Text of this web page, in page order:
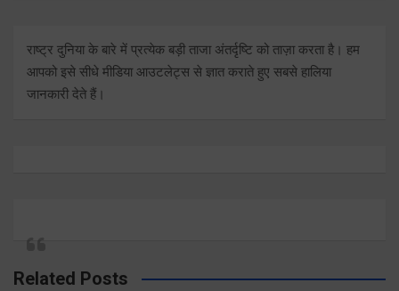
राष्ट्र दुनिया के बारे में प्रत्येक बड़ी ताजा अंतर्दृष्टि को ताज़ा करता है। हम
आपको इसे सीधे मीडिया आउटलेट्स से ज्ञात कराते हुए सबसे हालिया
जानकारी देते हैं।
Related Posts